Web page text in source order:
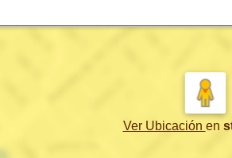
Ver Ubicación en